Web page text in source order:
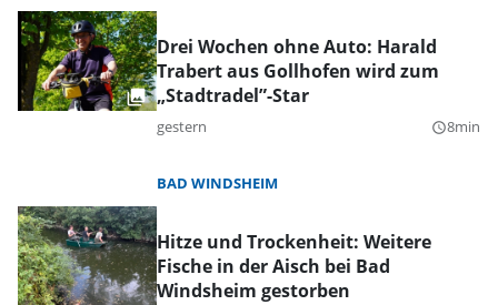
Drei Wochen ohne Auto: Harald
Trabert aus Gollhofen wird zum
„Stadtradel”-Star
gestern query_builder8min
BAD WINDSHEIM
Hitze und Trockenheit: Weitere
Fische in der Aisch bei Bad
Windsheim gestorben